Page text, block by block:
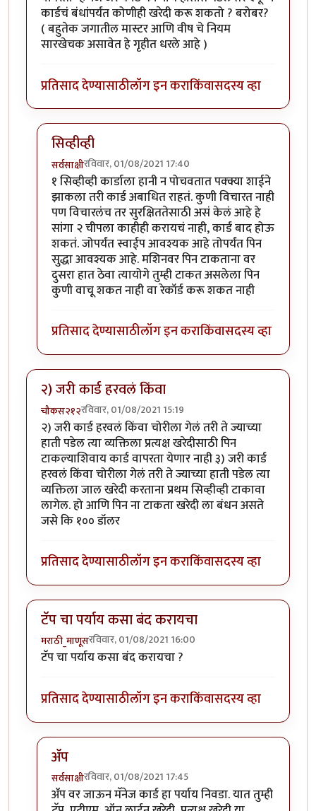
कार्डचं बंधांपर्यंत कोणीही खरेदी करू शकतो ? बरोबर?
( बहुतेक जगातील मास्टर आणि वीष चे नियम
सारखेचक असावेत हे गृहीत धरले आहे )
प्रतिसाद देण्यासाठीलॉग इन कराकिंवासदस्य व्हा
सिव्हीव्ही
सर्वसाक्षीरविवार, 01/08/2021 17:40
In reply toसिव्हीव्ही नंबर उडवणेbyचौकस२१२
१ सिव्हीव्ही कार्डाला हानी न पोचवतात पक्क्या शाईने
झाकला तरी कार्ड अबाधित राहतं. कुणी विचारत नाही
पण विचारलंच तर सुरक्षिततेसाठी असं केलं आहे हे
सांगा २ चीपला काहीही करायचं नाही, कार्डं बाद होऊ
शकतं. जोपर्यंत स्वाईप आवश्यक आहे तोपर्यंत पिन
सुद्धा आवश्यक आहे. मशिनवर पिन टाकताना वर
दुसरा हात ठेवा त्यायोगे तुम्ही टाकत असलेला पिन
कुणी वाचू शकत नाही वा रेकॉर्ड करू शकत नाही
प्रतिसाद देण्यासाठीलॉग इन कराकिंवासदस्य व्हा
२) जरी कार्ड हरवलं किंवा
चौकस२१२रविवार, 01/08/2021 15:19
२) जरी कार्ड हरवलं किंवा चोरीला गेलं तरी ते ज्याच्या
हाती पडेल त्या व्यक्तिला प्रत्यक्ष खरेदीसाठी पिन
टाकल्याशिवाय कार्ड वापरता येणार नाही ३) जरी कार्ड
हरवलं किंवा चोरीला गेलं तरी ते ज्याच्या हाती पडेल त्या
व्यक्तिला जाल खरेदी करताना प्रथम सिव्हीव्ही टाकावा
लागेल. हो आणि पिन ना टाकता खरेदी ला बंधन असते
जसे कि १०० डॉलर
प्रतिसाद देण्यासाठीलॉग इन कराकिंवासदस्य व्हा
टॅप चा पर्याय कसा बंद करायचा
मराठी_माणूसरविवार, 01/08/2021 16:00
टॅप चा पर्याय कसा बंद करायचा ?
प्रतिसाद देण्यासाठीलॉग इन कराकिंवासदस्य व्हा
ॲप
सर्वसाक्षीरविवार, 01/08/2021 17:45
In reply toटॅप चा पर्याय कसा बंद करायचाbyमराठी_माणूस
ॲप वर जाऊन मॅनेज कार्ड हा पर्याय निवडा. यात तुम्ही